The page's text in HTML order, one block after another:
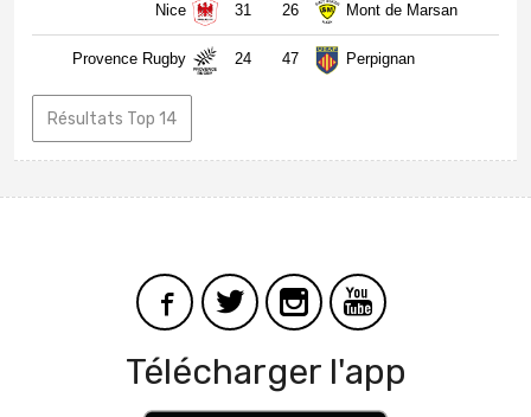
Nice 31 26 Mont de Marsan
Provence Rugby 24 47 Perpignan
Résultats Top 14
Télécharger l'app